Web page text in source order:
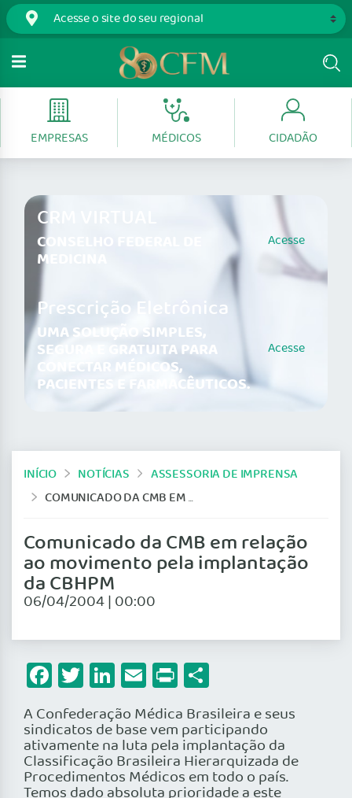
EMPRESAS MÉDICOS CIDADÃO
CRM VIRTUAL
CONSELHO FEDERAL DE
MEDICINA
Acesse
Prescrição Eletrônica
UMA SOLUÇÃO SIMPLES,
SEGURA E GRATUITA PARA
CONECTAR MÉDICOS,
PACIENTES E FARMACÊUTICOS.
Acesse
INÍCIO NOTÍCIAS
ASSESSORIA DE IMPRENSA
COMUNICADO DA CMB EM RELAÇÃO AO MOVIMENTO PELA IMPLANTAÇÃO DA CBHPM
Comunicado da CMB em relação
ao movimento pela implantação
da CBHPM
06/04/2004 | 00:00
Facebook
Twitter
LinkedIn
Email
Print
A Confederação Médica Brasileira e seus
sindicatos de base vem participando
ativamente na luta pela implantação da
Classificação Brasileira Hierarquizada de
Procedimentos Médicos em todo o país.